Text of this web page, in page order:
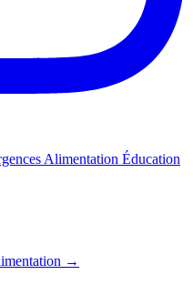
Alimentation Éducation
→